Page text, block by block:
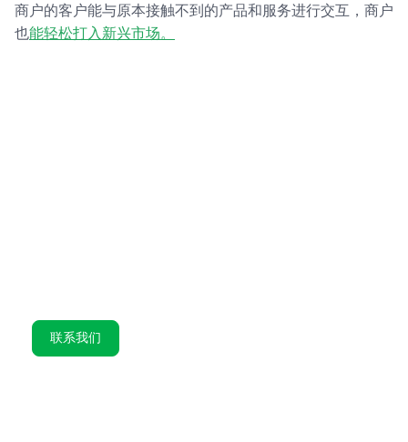
商户的客户能与原本接触不到的产品和服务进行交互，商户
也能轻松打入新兴市场。
联系我们